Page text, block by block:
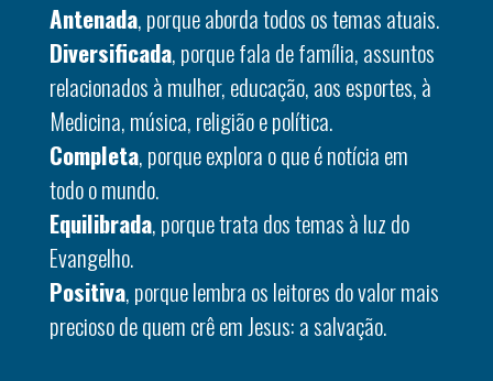
Antenada, porque aborda todos os temas atuais.
Diversificada, porque fala de família, assuntos
relacionados à mulher, educação, aos esportes, à
Medicina, música, religião e política.
Completa, porque explora o que é notícia em
todo o mundo.
Equilibrada, porque trata dos temas à luz do
Evangelho.
Positiva, porque lembra os leitores do valor mais
precioso de quem crê em Jesus: a salvação.